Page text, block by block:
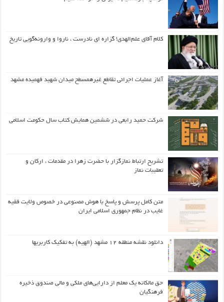
کلام آقای علم‌الهدی! گزاره ای نادرست ، ناروا و وارونه‌گویی تاریخ
آغاز عملیات اجرائی تقاطع غیرهمسطح میدان شهید فهمیده مشهد
شرکت حمید رابعی در ششمین همایش کتاب سال حکومت اسلامی
تشریح ارتباط نمازگزار با حضرت زهرا در مقدمات ، ارکان و
تعقیبات نماز
متن کامل پرسش و پاسخ با هوش مصنوعی در خصوص ولایت فقیه
غایب در نظام جمهوری اسلامی ایران
دانلود نقشه منطقه ۱۲ مشهد (الهیه) به تفکیک کاربریها
حق مالکانه یک معلم از دارایی‌های ملکی و مالی صندوق ذخیره
فرهنگیان